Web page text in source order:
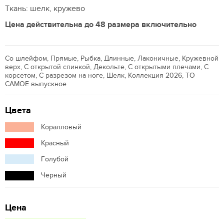
Ткань: шелк, кружево
Цена действительна до 48 размера включительно
Со шлейфом, Прямые, Рыбка, Длинные, Лаконичные, Кружевной
верх, С открытой спинкой, Декольте, С открытыми плечами, С
корсетом, С разрезом на ноге, Шелк, Коллекция 2026, ТО
САМОЕ выпускное
Цвета
Коралловый
Красный
Голубой
Черный
Цена